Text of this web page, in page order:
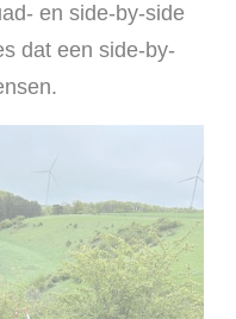
en side-by-side
dat een side-by-